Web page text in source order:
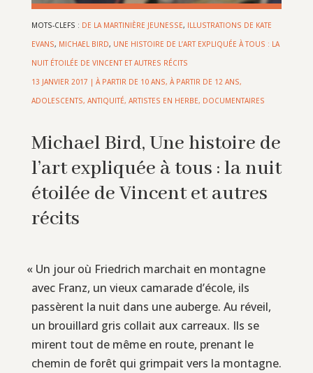
MOTS-CLEFS : DE LA MARTINIÈRE JEUNESSE, ILLUSTRATIONS DE KATE
EVANS, MICHAEL BIRD, UNE HISTOIRE DE L’ART EXPLIQUÉE À TOUS : LA
NUIT ÉTOILÉE DE VINCENT ET AUTRES RÉCITS
13 JANVIER 2017 | À PARTIR DE 10 ANS, À PARTIR DE 12 ANS,
ADOLESCENTS, ANTIQUITÉ, ARTISTES EN HERBE, DOCUMENTAIRES
Michael Bird, Une histoire de
l’art expliquée à tous : la nuit
étoilée de Vincent et autres
récits
« Un jour où Friedrich marchait en montagne
avec Franz, un vieux camarade d’école, ils
passèrent la nuit dans une auberge. Au réveil,
un brouillard gris collait aux carreaux. Ils se
mirent tout de même en route, prenant le
chemin de forêt qui grimpait vers la montagne.